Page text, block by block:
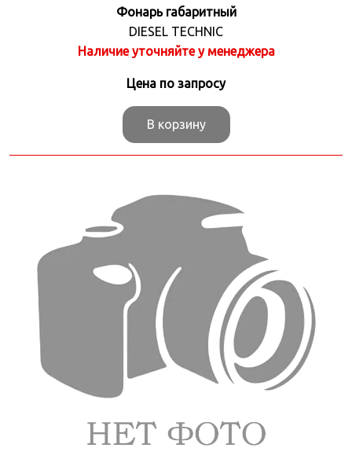
Фонарь габаритный
DIESEL TECHNIC
Наличие уточняйте у менеджера
Цена по запросу
В корзину